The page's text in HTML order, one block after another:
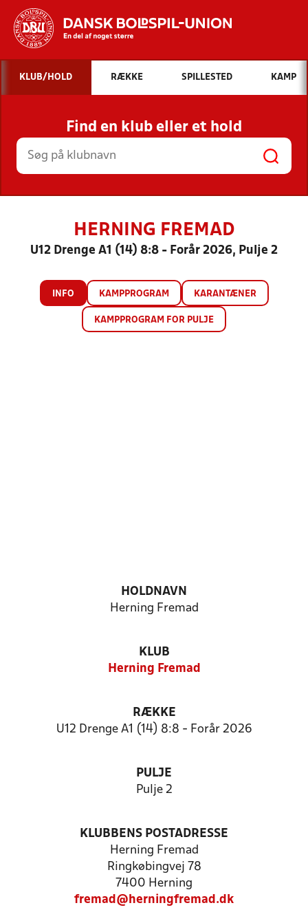
Hvad vil du søge efter?
INDHOLD OG NYHEDER
STILLINGER, RESULTATER, KLUBBER OG
HOLD
KLUB/HOLD RÆKKE SPILLESTED KAMP
Find en klub eller et hold
HERNING FREMAD
U12 Drenge A1 (14) 8:8 - Forår 2026, Pulje 2
INFO KAMPPROGRAM KARANTÆNER
KAMPPROGRAM FOR PULJE
HOLDNAVN
Herning Fremad
KLUB
Herning Fremad
RÆKKE
U12 Drenge A1 (14) 8:8 - Forår 2026
PULJE
Pulje 2
KLUBBENS POSTADRESSE
Herning Fremad
Ringkøbingvej 78
7400 Herning
fremad@herningfremad.dk